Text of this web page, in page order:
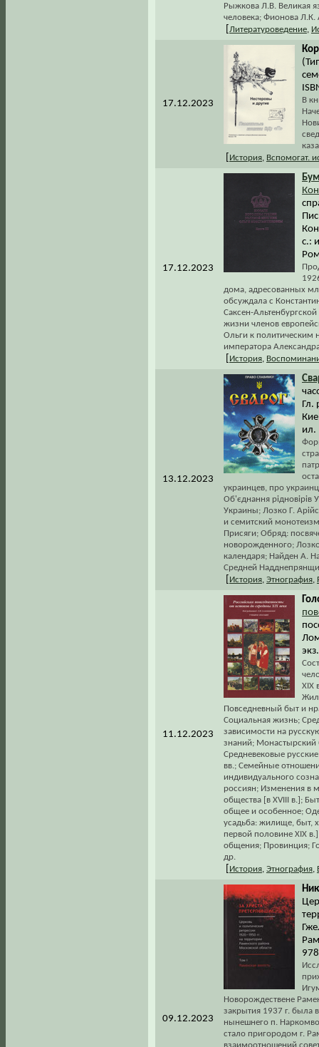
Рыжкова Л.В. Великая
человека; Фионова
Литературоведение
17.12.2023
В
История Вспомогат.
17.12.2023
с.:
дома, адресованных
обсуждала с
Саксен-
жизни членов
Ольги к политическим
императора
История
13.12.2023
Гл.
ил.
украинцев, про
Об'єднання рідновірів
Украины; Лозко Г.
и семитский
Присяги; Обряд:
новорожденного;
календаря; Найден А.
Средней
История Этнография
11.12.2023
XIX
Повседневный быт и
Социальная жизнь;
зависимости на
знаний; Монастырский
Средневековые
вв.; Семейные
индивидуального
россиян; Изменения в
общества [в XVIII в.];
общее и особенное;
усадьба: жилище, быт,
первой половине XIX
общения; Провинция;
др.
История Этнография
09.12.2023
Новорождествене
закрытия 1937 г. была
нынешнего п.
стало пригородом г.
взаимоотношений